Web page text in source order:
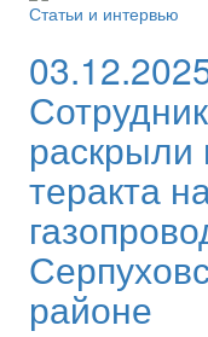
Статьи и интервью
раскрыли
теракта
районе